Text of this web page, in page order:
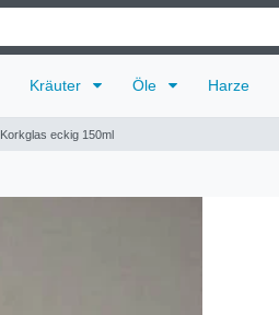
Kräuter Öle Harze
Korkglas eckig 150ml